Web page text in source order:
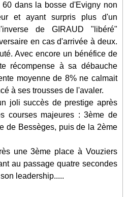
dans la bosse d'Evigny non
et ayant surpris plus d'un
de GIRAUD "libéré"
en cas d'arrivée à deux.
Avec encore un bénéfice de
récompense à sa débauche
moyenne de 8% ne calmait
à ses trousses de l'avaler.
joli succès de prestige après
courses majeures : 3ème de
de Bessèges, puis de la 2ème
une 3ème place à Vouziers
au passage quatre secondes
leadership.....